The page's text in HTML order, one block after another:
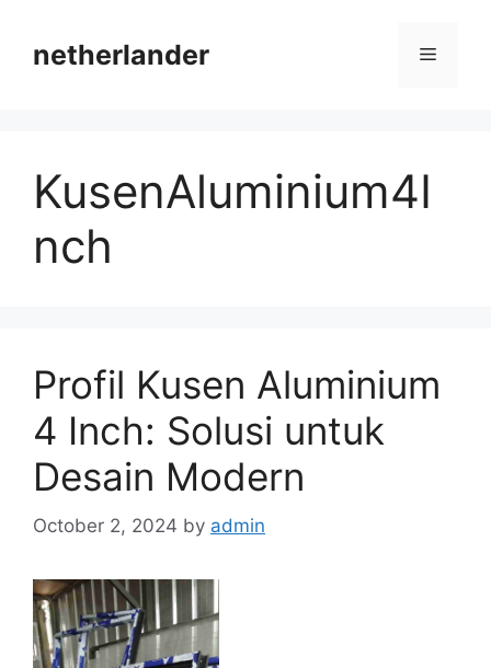
contentnetherlander Menu
KusenAluminium4I
nch
Profil Kusen Aluminium
4 Inch: Solusi untuk
Desain Modern
October 2, 2024 by admin